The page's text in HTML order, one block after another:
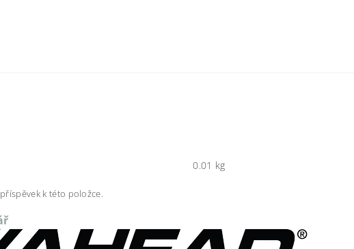
0.01 kg
k této položce.